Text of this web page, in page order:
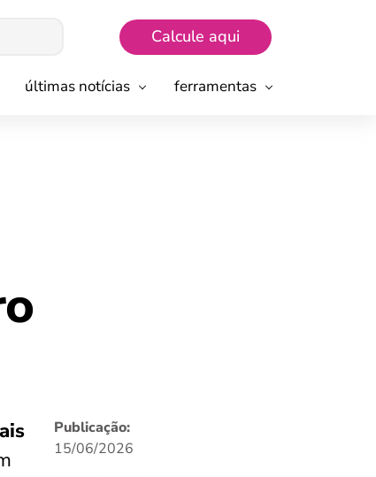
Calcule aqui
últimas notícias ferramentas
Publicação:
15/06/2026